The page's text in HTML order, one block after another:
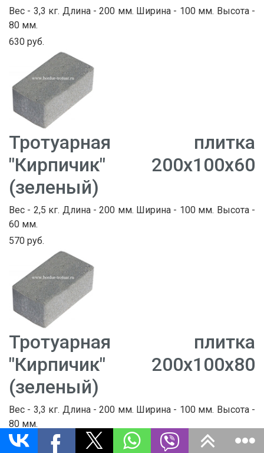
Вес - 3,3 кг. Длина - 200 мм. Ширина - 100 мм. Высота -
80 мм.
630 руб.
Тротуарная плитка
"Кирпичик" 200х100х60
(зеленый)
Вес - 2,5 кг. Длина - 200 мм. Ширина - 100 мм. Высота -
60 мм.
570 руб.
Тротуарная плитка
"Кирпичик" 200х100х80
(зеленый)
Вес - 3,3 кг. Длина - 200 мм. Ширина - 100 мм. Высота -
80 мм.
670 руб.